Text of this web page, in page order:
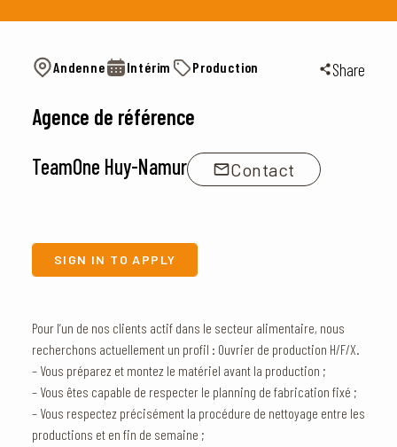
Andenne Intérim Production Share
Agence de référence
TeamOne Huy-Namur
Contact
SIGN IN TO APPLY
Pour l’un de nos clients actif dans le secteur alimentaire, nous
recherchons actuellement un profil : Ouvrier de production H/F/X.
– Vous préparez et montez le matériel avant la production ;
– Vous êtes capable de respecter le planning de fabrication fixé ;
– Vous respectez précisément la procédure de nettoyage entre les
productions et en fin de semaine ;